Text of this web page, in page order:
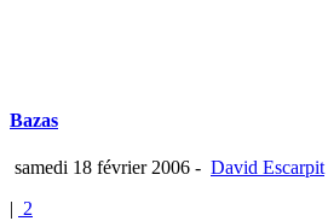
Bazas
samedi 18 février 2006 - David Escarpit
| 2